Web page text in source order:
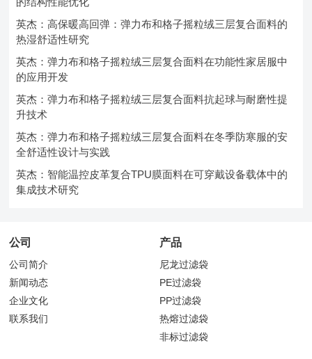
英杰：高保暖高回弹：弹力布和格子摇粒绒三层复合面料的
热湿舒适性研究
英杰：弹力布和格子摇粒绒三层复合面料在功能性家居服中
的应用开发
英杰：弹力布和格子摇粒绒三层复合面料抗起球与耐磨性提
升技术
英杰：弹力布和格子摇粒绒三层复合面料在冬季防寒服的安
全舒适性设计与实践
英杰：智能温控皮革复合TPU膜面料在可穿戴设备载体中的
集成技术研究
公司
公司简介
新闻动态
企业文化
联系我们
产品
尼龙过滤袋
PE过滤袋
PP过滤袋
热熔过滤袋
非标过滤袋